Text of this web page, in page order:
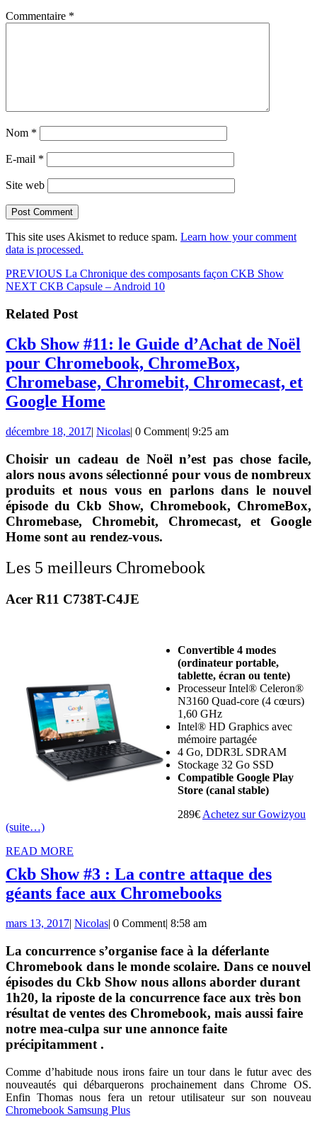
Commentaire *
Nom *
E-mail *
Site web
This site uses Akismet to reduce spam. Learn how your comment
data is processed.
Navigation
de
l’article
PREVIOUS Previous
post:
La Chronique des composants façon CKB Show
NEXT Next
CKB Capsule – Android 10
Related Post
Ckb Show #11: le Guide d’Achat de Noël
pour Chromebook, ChromeBox,
Chromebase, Chromebit, Chromecast, et
Google Home
#11:
le
Guide
d’Achat
de
Noël
Chromebook,
ChromeBox,
Chromecast,
Google
Home
décembre 18, 2017décembre
2017
| NicolasNicolas
| 0 Comment| 9:25 am
Choisir un cadeau de Noël n’est pas chose facile,
alors nous avons sélectionné pour vous de nombreux
produits et nous vous en parlons dans le nouvel
épisode du Ckb Show, Chromebook, ChromeBox,
Chromebase, Chromebit, Chromecast, et Google
Home sont au rendez-vous.
Les 5 meilleurs Chromebook
Acer R11 C738T-C4JE
Convertible 4 modes
(ordinateur portable,
tablette, écran ou tente)
Processeur Intel® Celeron®
N3160 Quad-core (4 cœurs)
1,60 GHz
Intel® HD Graphics avec
mémoire partagée
4 Go, DDR3L SDRAM
Stockage 32 Go SSD
Compatible Google Play
Store (canal stable)
289€Achetez sur Gowizyou
(suite…)
READ MORE
Ckb Show #3 : La contre attaque des
géants face aux ChromebooksCkb
:
La
contre
attaque
des
face
aux
mars 13, 2017mars
2017
| NicolasNicolas
| 0 Comment| 8:58 am
La concurrence s’organise face à la déferlante
Chromebook dans le monde scolaire. Dans ce nouvel
épisodes du Ckb Show nous allons aborder durant
1h20, la riposte de la concurrence face aux très bon
résultat de ventes des Chromebook, mais aussi faire
notre mea-culpa sur une annonce faite
précipitamment .
Comme d’habitude nous irons faire un tour dans le futur avec des
nouveautés qui débarquerons prochainement dans Chrome OS.
Enfin Thomas nous fera un retour utilisateur sur son nouveau
Chromebook Samsung Plus